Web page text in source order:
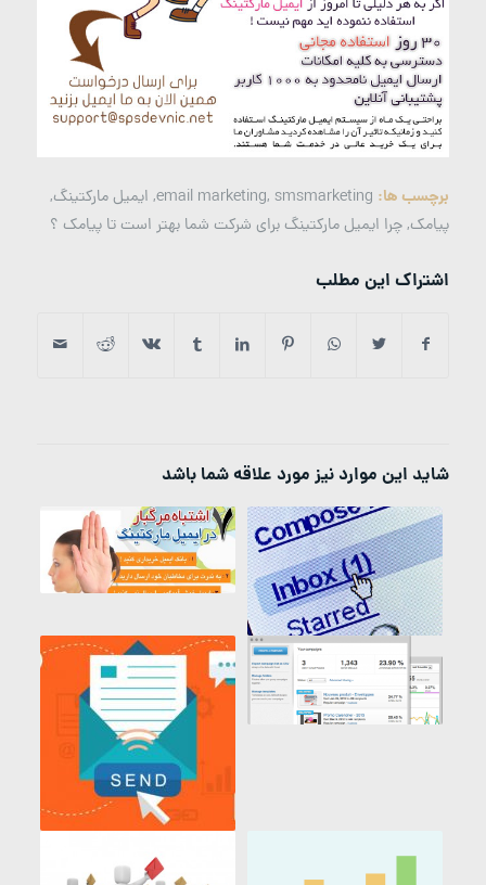
برچسب ها: email marketing,smsmarketing
, ایمیل مارکتینگ,
پیامک,چرا ایمیل مارکتینگ برای شرکت شما بهتر است تا پیامک ؟
اشتراک این مطلب
شاید این موارد نیز مورد علاقه شما باشد